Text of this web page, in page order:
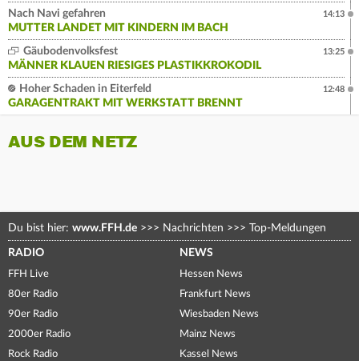
Nach Navi gefahren
MUTTER LANDET MIT KINDERN IM BACH
14:13
Gäubodenvolksfest
MÄNNER KLAUEN RIESIGES PLASTIKKROKODIL
13:25
Hoher Schaden in Eiterfeld
GARAGENTRAKT MIT WERKSTATT BRENNT
12:48
AUS DEM NETZ
Du bist hier: www.FFH.de >>> Nachrichten >>> Top-Meldungen
RADIO
FFH Live
80er Radio
90er Radio
2000er Radio
Rock Radio
NEWS
Hessen News
Frankfurt News
Wiesbaden News
Mainz News
Kassel News